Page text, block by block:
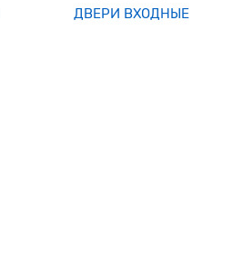
ДВЕРИ ВХОДНЫЕ